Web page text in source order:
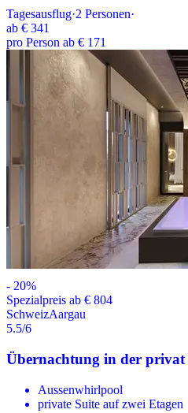
Tagesausflug·2 Personen·
ab € 341
pro Person ab € 171
- 20%
Spezialpreis ab € 804
SchweizAargau
5.5/6
Übernachtung in der privat
Aussenwhirlpool
private Suite auf zwei Etagen